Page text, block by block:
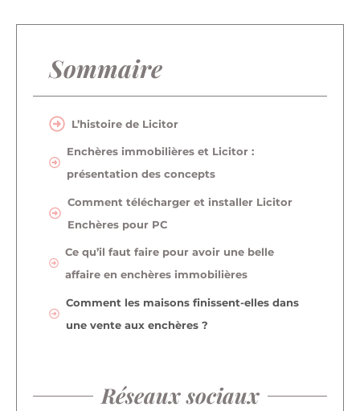
Sommaire
L’histoire de Licitor
Enchères immobilières et Licitor :
présentation des concepts
Comment télécharger et installer Licitor
Enchères pour PC
Ce qu’il faut faire pour avoir une belle
affaire en enchères immobilières
Comment les maisons finissent-elles dans
une vente aux enchères ?
Réseaux sociaux